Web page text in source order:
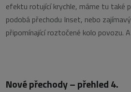
efektu rotující krychle, máme tu také
podobá přechodu Inset, nebo
připomínající roztočené kolo povozu.
Nové přechody – přehled 4.